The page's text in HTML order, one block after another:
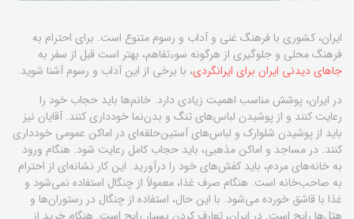
ایران، کشوری با فرهنگ غنی و آداب و رسوم متنوع است. برای احترام به
فرهنگ محلی و جلوگیری از هرگونه سوءتفاهم، بهتر است قبل از سفر به
جاهای دیدنی ایران برای ایرانگردی، با برخی از این آداب و رسوم آشنا شوید.
در ایران، پوشش مناسب اهمیت زیادی دارد. خانم‌ها باید حجاب خود را
رعایت کنند و از پوشیدن لباس‌های تنگ و بدن‌نما خودداری کنند. آقایان نیز
باید از پوشیدن شلوارک و لباس‌های آستین‌حلقه‌ای در اماکن عمومی خودداری
کنند. در مساجد و اماکن مذهبی، باید حجاب کامل رعایت شود. هنگام ورود
به خانه‌های مردم، باید کفش‌های خود را درآورید. این کار نشانه‌ای از احترام
به صاحب‌خانه است. هنگام صرف غذا، معمولاً از چنگال استفاده نمی‌شود و
غذا با قاشق خورده می‌شود. با این حال، استفاده از چنگال در رستوران‌ها و
هتل‌ها رایج است. در ایران، تعارف کردن بسیار رایج است. هنگام خرید از